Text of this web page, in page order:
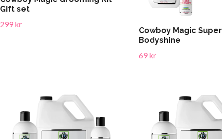
Gift set
299 kr
Cowboy Magic Super
Bodyshine
69 kr